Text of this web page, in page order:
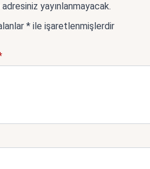
yayınlanmayacak.
* ile işaretlenmişlerdir